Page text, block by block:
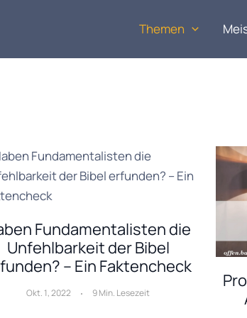
Themen
Fundamentalisten die
Unfehlbarkeit der Bibel
– Ein Faktencheck
Okt. 1, 2022 9 Min. Lesezeit